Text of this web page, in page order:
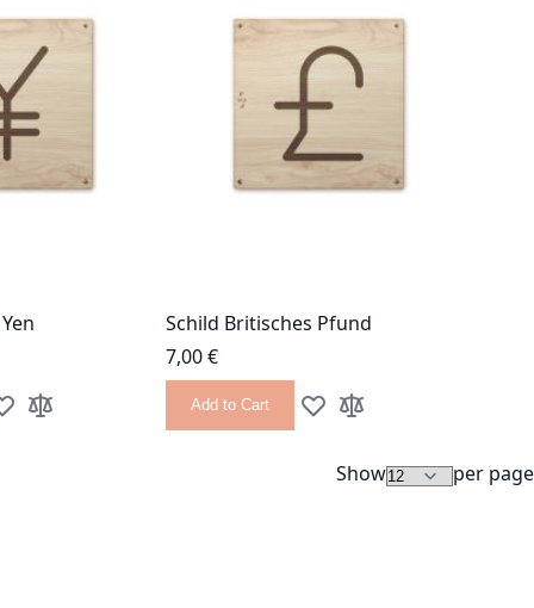
to Wish List
Add to Compare
Schild Britisches Pfund
7,00 €
Add to Cart Add to Wish List
Add to Compare
Show per page